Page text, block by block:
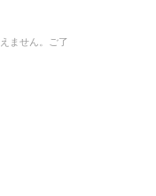
ません。ご了